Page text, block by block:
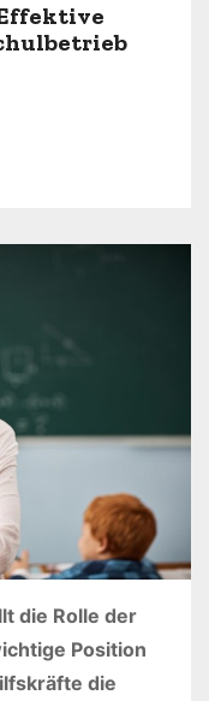
die Rolle der
Position
die